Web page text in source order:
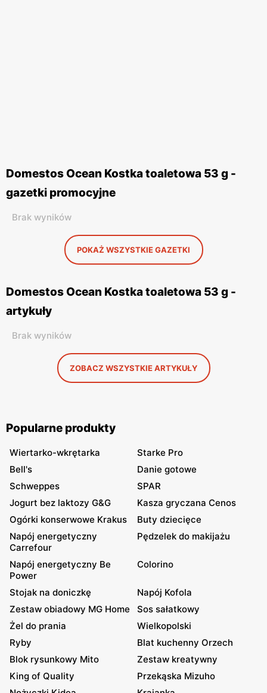
Domestos Ocean Kostka toaletowa 53 g -
gazetki promocyjne
Brak wyników
POKAŻ WSZYSTKIE GAZETKI
Domestos Ocean Kostka toaletowa 53 g -
artykuły
Brak wyników
ZOBACZ WSZYSTKIE ARTYKUŁY
Popularne produkty
Wiertarko-wkrętarka
Starke Pro
Bell's
Danie gotowe
Schweppes
SPAR
Jogurt bez laktozy G&G
Kasza gryczana Cenos
Ogórki konserwowe Krakus
Buty dziecięce
Napój energetyczny
Carrefour
Pędzelek do makijażu
Napój energetyczny Be
Power
Colorino
Stojak na doniczkę
Napój Kofola
Zestaw obiadowy MG Home
Sos sałatkowy
Żel do prania
Wielkopolski
Ryby
Blat kuchenny Orzech
Blok rysunkowy Mito
Zestaw kreatywny
King of Quality
Przekąska Mizuho